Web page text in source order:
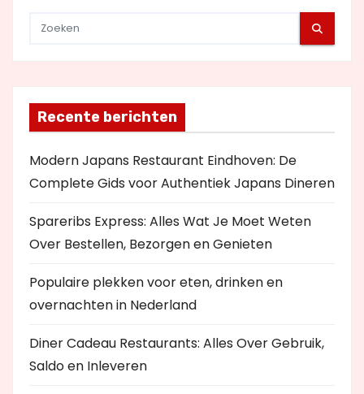
Recente berichten
Modern Japans Restaurant Eindhoven: De
Complete Gids voor Authentiek Japans Dineren
Spareribs Express: Alles Wat Je Moet Weten
Over Bestellen, Bezorgen en Genieten
Populaire plekken voor eten, drinken en
overnachten in Nederland
Diner Cadeau Restaurants: Alles Over Gebruik,
Saldo en Inleveren